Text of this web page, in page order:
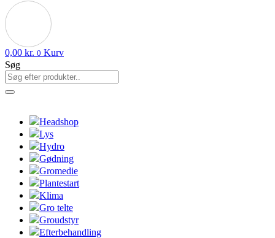
0,00 kr. 0 Kurv
Søg
Headshop
Lys
Hydro
Gødning
Gromedie
Plantestart
Klima
Gro telte
Groudstyr
Efterbehandling